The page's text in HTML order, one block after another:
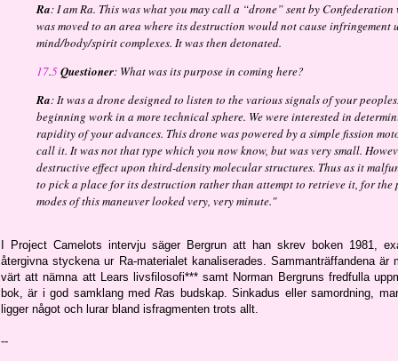
Ra: I am Ra. This was what you may call a “drone” sent by
was moved to an area where its destruction would not cause infringement
mind/body/spirit complexes. It was then detonated.
17.5Questioner: What was its purpose in coming here?
Ra: It was a drone designed to listen to the various signals of your
beginning work in a more technical sphere. We were interested in
rapidity of your advances. This drone was powered by a simple fission
call it. It was not that type which you now know, but was very small.
destructive effect upon third-density molecular structures. Thus as it
to pick a place for its destruction rather than attempt to retrieve it, for
modes of this maneuver looked very, very minute."
I Project Camelots intervju säger Bergrun att han skrev boken 1981,
återgivna styckena ur Ra-materialet kanaliserades. Sammanträffandena
värt att nämna att Lears livsfilosofi*** samt Norman Bergruns fredfulla
bok, är i god samklang medRas budskap. Sinkadus eller samordning,
ligger något och lurar bland isfragmenten trots allt.
--